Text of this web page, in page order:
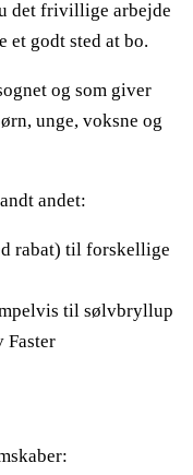
det frivillige arbejde
et godt sted at bo.
og som giver
unge, voksne og
andet:
rabat) til forskellige
til sølvbryllup
Faster